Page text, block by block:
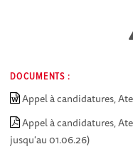
DOCUMENTS :
Appel à candidatures,
Appel à candidatures,
jusqu'au 01.06.26)